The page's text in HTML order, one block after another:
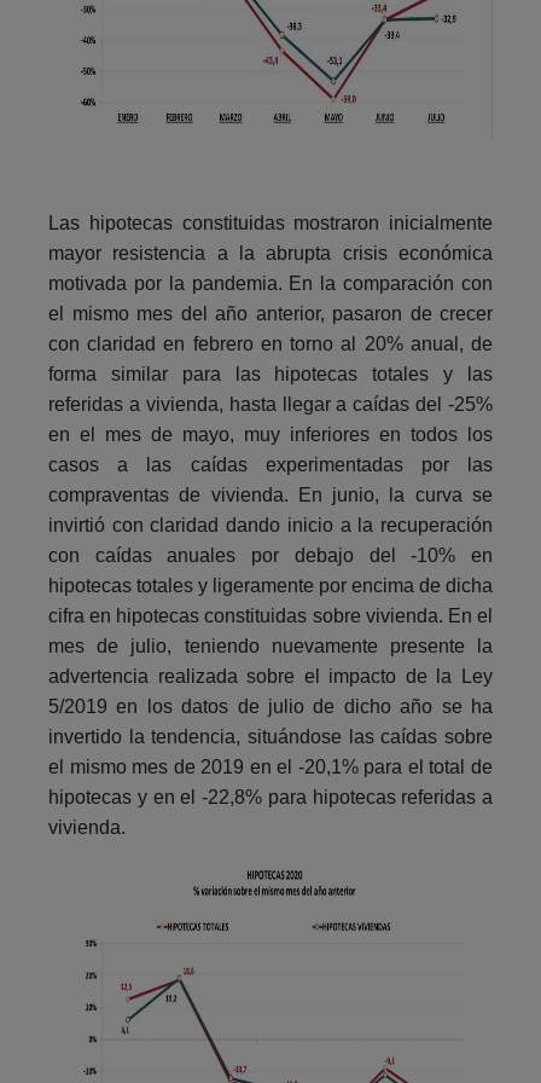
Las hipotecas constituidas mostraron inicialmente
mayor resistencia a la abrupta crisis económica
motivada por la pandemia. En la comparación con
el mismo mes del año anterior, pasaron de crecer
con claridad en febrero en torno al 20% anual, de
forma similar para las hipotecas totales y las
referidas a vivienda, hasta llegar a caídas del -25%
en el mes de mayo, muy inferiores en todos los
casos a las caídas experimentadas por las
compraventas de vivienda. En junio, la curva se
invirtió con claridad dando inicio a la recuperación
con caídas anuales por debajo del -10% en
hipotecas totales y ligeramente por encima de dicha
cifra en hipotecas constituidas sobre vivienda. En el
mes de julio, teniendo nuevamente presente la
advertencia realizada sobre el impacto de la Ley
5/2019 en los datos de julio de dicho año se ha
invertido la tendencia, situándose las caídas sobre
el mismo mes de 2019 en el -20,1% para el total de
hipotecas y en el -22,8% para hipotecas referidas a
vivienda.